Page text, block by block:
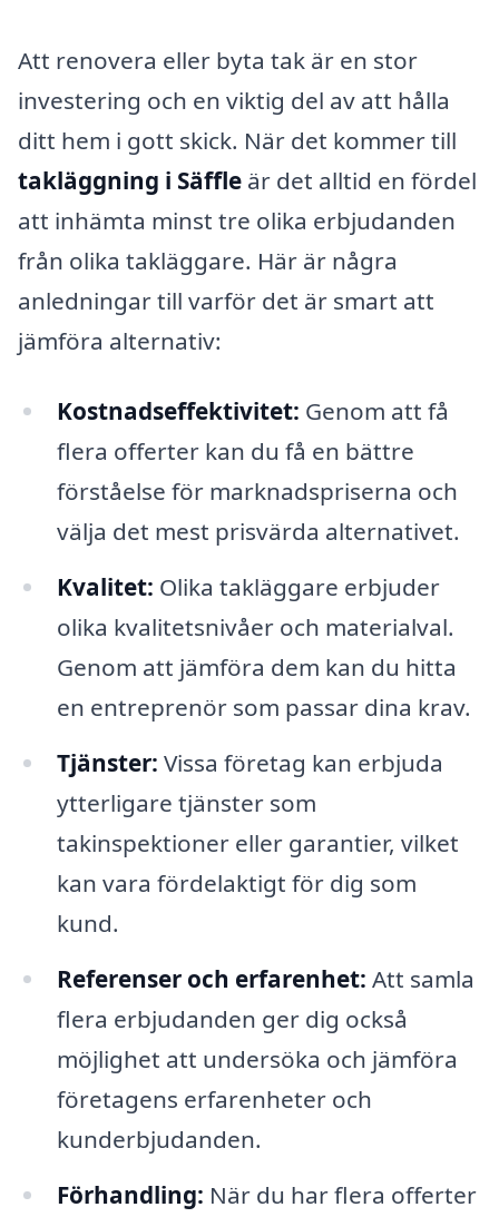
Att renovera eller byta tak är en stor
investering och en viktig del av att hålla
ditt hem i gott skick. När det kommer till
takläggning i Säffle är det alltid en fördel
att inhämta minst tre olika erbjudanden
från olika takläggare. Här är några
anledningar till varför det är smart att
jämföra alternativ:
Kostnadseffektivitet: Genom att få
flera offerter kan du få en bättre
förståelse för marknadspriserna och
välja det mest prisvärda alternativet.
Kvalitet: Olika takläggare erbjuder
olika kvalitetsnivåer och materialval.
Genom att jämföra dem kan du hitta
en entreprenör som passar dina krav.
Tjänster: Vissa företag kan erbjuda
ytterligare tjänster som
takinspektioner eller garantier, vilket
kan vara fördelaktigt för dig som
kund.
Referenser och erfarenhet: Att samla
flera erbjudanden ger dig också
möjlighet att undersöka och jämföra
företagens erfarenheter och
kunderbjudanden.
Förhandling: När du har flera offerter